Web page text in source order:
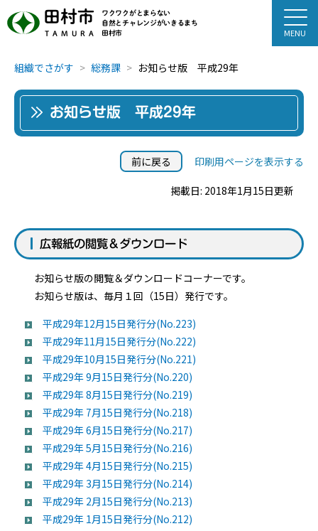
田村市
TAMURA
ワクワクがとまらない
自然とチャレンジがいきるまち
田村市
組織でさがす 総務課 お知らせ版 平成29年
お知らせ版 平成29年
前に戻る 印刷用ページを表示する
掲載日: 2018年1月15日更新
広報紙の閲覧＆ダウンロード
お知らせ版の閲覧＆ダウンロードコーナーです。
お知らせ版は、毎月１回（15日）発行です。
平成29年12月15日発行分(No.223)
平成29年11月15日発行分(No.222)
平成29年10月15日発行分(No.221)
平成29年 9月15日発行分(No.220)
平成29年 8月15日発行分(No.219)
平成29年 7月15日発行分(No.218)
平成29年 6月15日発行分(No.217)
平成29年 5月15日発行分(No.216)
平成29年 4月15日発行分(No.215)
平成29年 3月15日発行分(No.214)
平成29年 2月15日発行分(No.213)
平成29年 1月15日発行分(No.212)